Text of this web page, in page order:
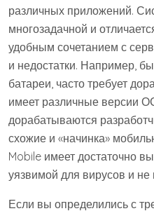
различных приложений.
многозадачной и
удобным сочетанием с
и недостатки. Например,
батареи, часто требует
имеет различные версии
дорабатываются
схожие и «начинка»
Mobile имеет достаточно
уязвимой для вирусов и не
Если вы определились с